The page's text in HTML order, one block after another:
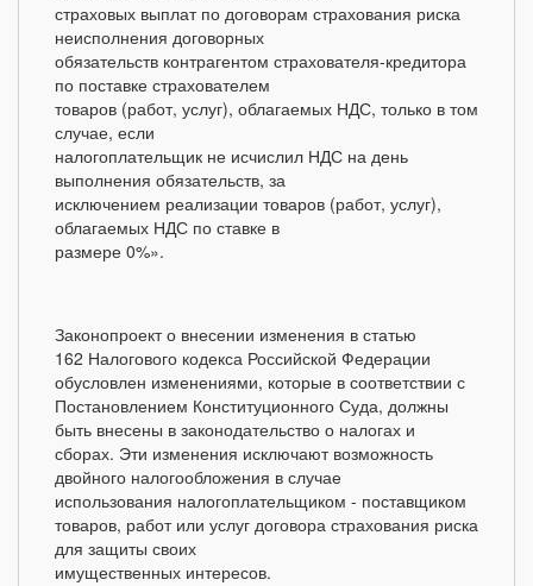
страховых выплат по договорам страхования риска
неисполнения договорных
обязательств контрагентом страхователя-кредитора
по поставке страхователем
товаров (работ, услуг), облагаемых НДС, только в том
случае, если
налогоплательщик не исчислил НДС на день
выполнения обязательств, за
исключением реализации товаров (работ, услуг),
облагаемых НДС по ставке в
размере 0%».
Законопроект о внесении изменения в статью
162 Налогового кодекса Российской Федерации
обусловлен изменениями, которые в соответствии с
Постановлением Конституционного Суда, должны
быть внесены в законодательство о налогах и
сборах. Эти изменения исключают возможность
двойного налогообложения в случае
использования налогоплательщиком - поставщиком
товаров, работ или услуг договора страхования риска
для защиты своих
имущественных интересов.